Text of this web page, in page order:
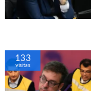
133
visitas